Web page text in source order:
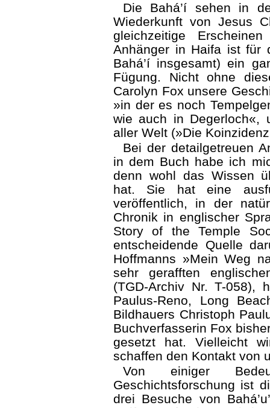
Die Bahá’í sehen in
Wiederkunft von Jesus
gleichzeitige
Anhänger in Haifa ist für
Bahá’í insgesamt) ein
Fügung. Nicht ohne
Carolyn Fox unsere
»in der es noch
wie auch in Degerloch«,
aller Welt (»Die
Bei der detailgetreuen
in dem Buch habe ich
denn wohl das Wissen
hat. Sie hat eine
veröffentlich, in der
Chronik in englischer
Story of the Temple
entscheidende Quelle
Hoffmanns »Mein Weg
sehr gerafften
(TGD-Archiv Nr. T-058),
Paulus-Reno, Long
Bildhauers Christoph
Buchverfasserin Fox
gesetzt hat. Vielleicht
schaffen den Kontakt von
Von einiger
Geschichtsforschung ist
drei Besuche von